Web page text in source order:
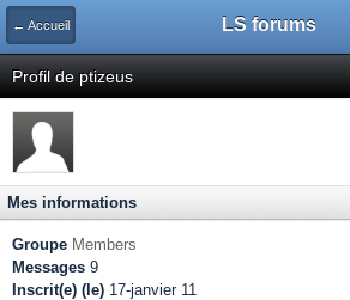
← Accueil LS forums
Profil de ptizeus
Mes informations
Groupe Members
Messages 9
Inscrit(e) (le) 17-janvier 11